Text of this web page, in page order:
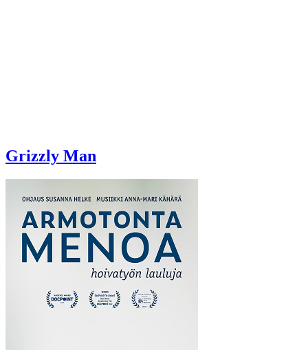
Grizzly Man